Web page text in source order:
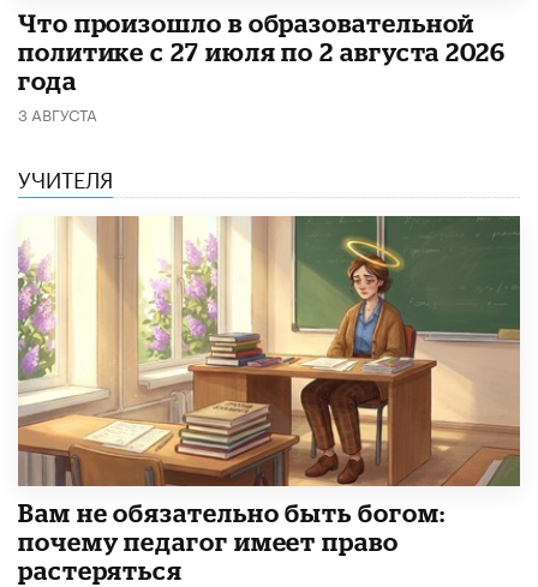
​Что произошло в образовательной
политике с 27 июля по 2 августа 2026
года
3 АВГУСТА
УЧИТЕЛЯ
​Вам не обязательно быть богом:
почему педагог имеет право
растеряться